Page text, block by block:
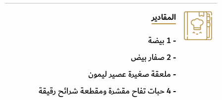
المقادير
- 1 بيضة
- 2 صفار بيض
- ملعقة صغيرة عصير ليمون
- 4 حبات تفاح مقشرة ومقطعة شرائح رقيقة